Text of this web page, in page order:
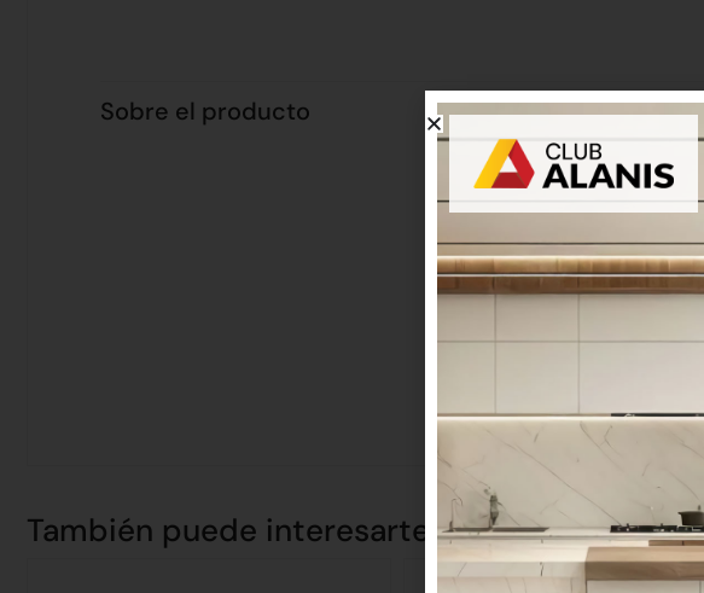
Sobre el producto
También puede interesarte